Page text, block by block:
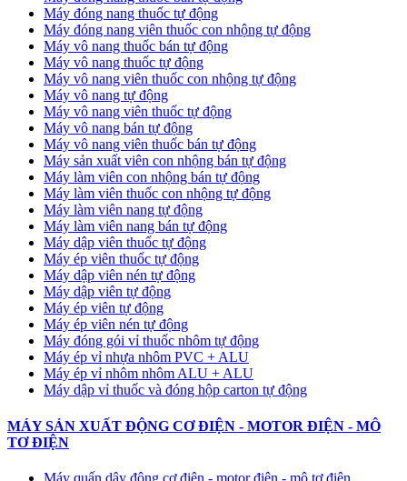
Máy đóng nang thuốc tự động
Máy đóng nang viên thuốc con nhộng tự động
Máy vô nang thuốc bán tự động
Máy vô nang thuốc tự động
Máy vô nang viên thuốc con nhộng tự động
Máy vô nang tự động
Máy vô nang viên thuốc tự động
Máy vô nang bán tự động
Máy vô nang viên thuốc bán tự động
Máy sản xuất viên con nhộng bán tự động
Máy làm viên con nhộng bán tự động
Máy làm viên thuốc con nhộng tự động
Máy làm viên nang tự động
Máy làm viên nang bán tự động
Máy dập viên thuốc tự động
​Máy ép viên thuốc tự động
​Máy dập viên nén tự động
​Máy dập viên tự động
Máy ép viên tự động
​Máy ép viên nén tự động
Máy đóng gói vỉ thuốc nhôm tự động
​Máy ép vỉ nhựa nhôm PVC + ALU
​Máy ép vỉ nhôm nhôm ALU + ALU
Máy dập vỉ thuốc và đóng hộp carton tự động
MÁY SẢN XUẤT ĐỘNG CƠ ĐIỆN - MOTOR ĐIỆN - MÔ
TƠ ĐIỆN
Máy quấn dây động cơ điện - motor điện - mô tơ điện